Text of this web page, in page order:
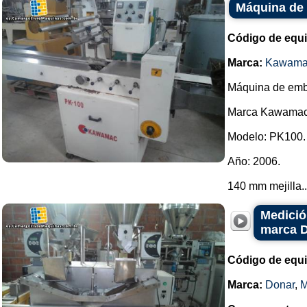
Máquina
Código de
Marca:
Máquina de
Marca
Modelo: PK100.
Año: 2006.
140 mm
marca
Código de
Marca: Donar,